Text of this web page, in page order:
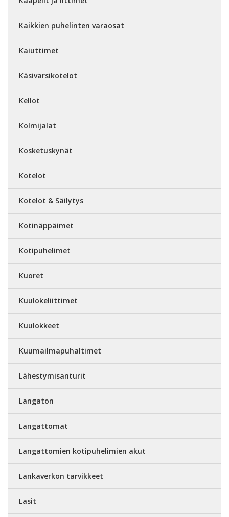
Kaikkien puhelinten varaosat
Kaiuttimet
Käsivarsikotelot
Kellot
Kolmijalat
Kosketuskynät
Kotelot
Kotelot & Säilytys
Kotinäppäimet
Kotipuhelimet
Kuoret
Kuulokeliittimet
Kuulokkeet
Kuumailmapuhaltimet
Lähestymisanturit
Langaton
Langattomat
Langattomien kotipuhelimien akut
Lankaverkon tarvikkeet
Lasit